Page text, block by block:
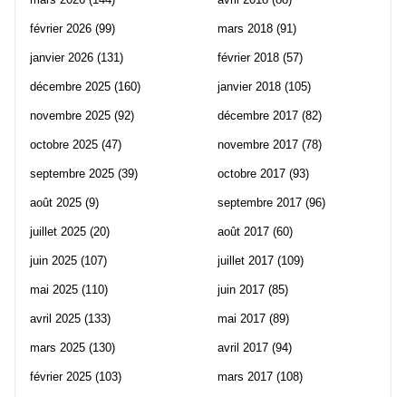
février 2026 (99)
janvier 2026 (131)
décembre 2025 (160)
novembre 2025 (92)
octobre 2025 (47)
septembre 2025 (39)
août 2025 (9)
juillet 2025 (20)
juin 2025 (107)
mai 2025 (110)
avril 2025 (133)
mars 2025 (130)
février 2025 (103)
mars 2018 (91)
février 2018 (57)
janvier 2018 (105)
décembre 2017 (82)
novembre 2017 (78)
octobre 2017 (93)
septembre 2017 (96)
août 2017 (60)
juillet 2017 (109)
juin 2017 (85)
mai 2017 (89)
avril 2017 (94)
mars 2017 (108)